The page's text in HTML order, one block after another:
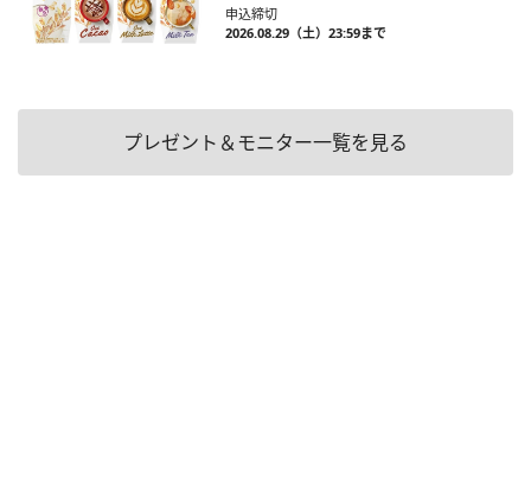
申込締切
2026.08.29（土）23:59まで
プレゼント＆モニター一覧を見る